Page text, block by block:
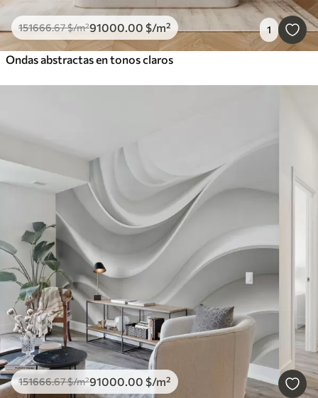
151666.67$/m²91000.00 $/m² 1
Ondas abstractas en tonos claros
151666.67$/m²91000.00 $/m²